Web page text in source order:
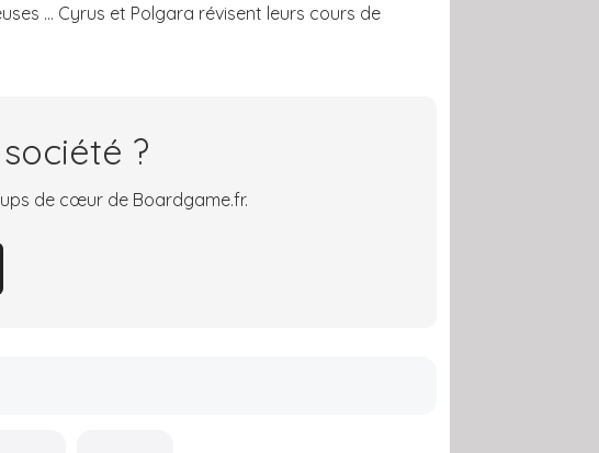
… Cyrus et Polgara révisent leurs cours de
?
de cœur de Boardgame.fr.